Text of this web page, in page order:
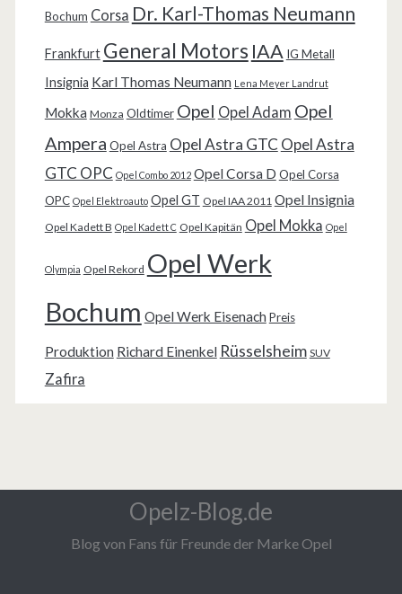
Bochum Corsa Dr. Karl-Thomas Neumann
Frankfurt General Motors IAA IG Metall
Insignia Karl Thomas Neumann Lena Meyer Landrut
Mokka Monza Oldtimer Opel Opel Adam Opel
Ampera Opel Astra Opel Astra GTC Opel Astra
GTC OPC Opel Combo 2012 Opel Corsa D Opel Corsa
OPC Opel Elektroauto Opel GT Opel IAA 2011 Opel Insignia
Opel Kadett B Opel Kadett C Opel Kapitän Opel Mokka Opel
Olympia Opel Rekord Opel Werk
Bochum Opel Werk Eisenach Preis
Produktion Richard Einenkel Rüsselsheim SUV
Zafira
Opelz-Blog.de
Blog von Fans für Freunde der Marke Opel